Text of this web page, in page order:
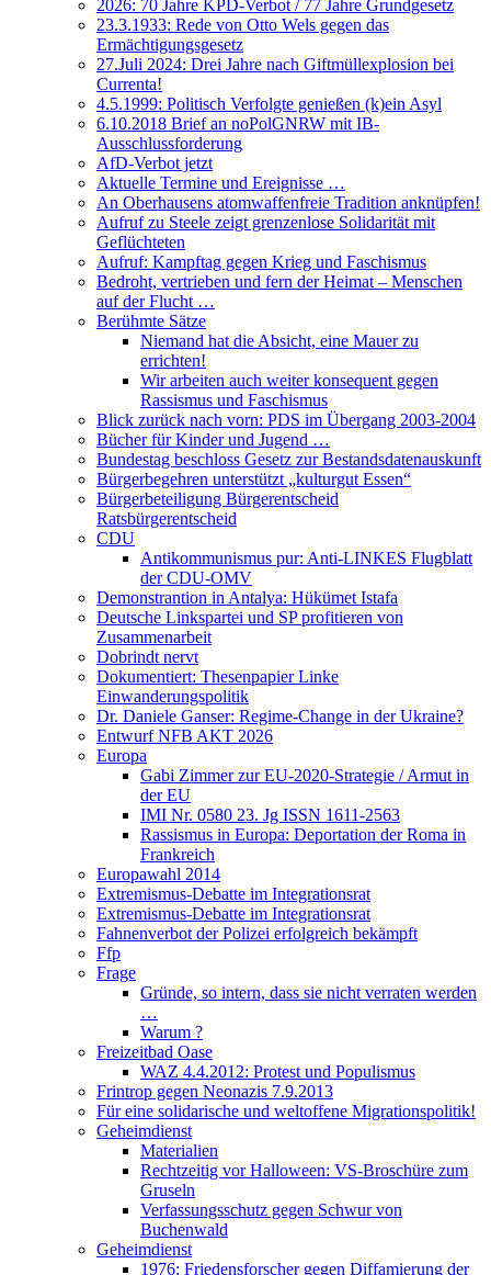
2026: 70 Jahre KPD-Verbot / 77 Jahre Grundgesetz
23.3.1933: Rede von Otto Wels gegen das
Ermächtigungsgesetz
27.Juli 2024: Drei Jahre nach Giftmüllexplosion bei
Currenta!
4.5.1999: Politisch Verfolgte genießen (k)ein Asyl
6.10.2018 Brief an noPolGNRW mit IB-
Ausschlussforderung
AfD-Verbot jetzt
Aktuelle Termine und Ereignisse …
An Oberhausens atomwaffenfreie Tradition anknüpfen!
Aufruf zu Steele zeigt grenzenlose Solidarität mit
Geflüchteten
Aufruf: Kampftag gegen Krieg und Faschismus
Bedroht, vertrieben und fern der Heimat – Menschen
auf der Flucht …
Berühmte Sätze
Niemand hat die Absicht, eine Mauer zu
errichten!
Wir arbeiten auch weiter konsequent gegen
Rassismus und Faschismus
Blick zurück nach vorn: PDS im Übergang 2003-2004
Bücher für Kinder und Jugend …
Bundestag beschloss Gesetz zur Bestandsdatenauskunft
Bürgerbegehren unterstützt „kulturgut Essen“
Bürgerbeteiligung Bürgerentscheid
Ratsbürgerentscheid
CDU
Antikommunismus pur: Anti-LINKES Flugblatt
der CDU-OMV
Demonstrantion in Antalya: Hükümet Istafa
Deutsche Linkspartei und SP profitieren von
Zusammenarbeit
Dobrindt nervt
Dokumentiert: Thesenpapier Linke
Einwanderungspolitik
Dr. Daniele Ganser: Regime-Change in der Ukraine?
Entwurf NFB AKT 2026
Europa
Gabi Zimmer zur EU-2020-Strategie / Armut in
der EU
IMI Nr. 0580 23. Jg ISSN 1611-2563
Rassismus in Europa: Deportation der Roma in
Frankreich
Europawahl 2014
Extremismus-Debatte im Integrationsrat
Extremismus-Debatte im Integrationsrat
Fahnenverbot der Polizei erfolgreich bekämpft
Ffp
Frage
Gründe, so intern, dass sie nicht verraten werden
…
Warum ?
Freizeitbad Oase
WAZ 4.4.2012: Protest und Populismus
Frintrop gegen Neonazis 7.9.2013
Für eine solidarische und weltoffene Migrationspolitik!
Geheimdienst
Materialien
Rechtzeitig vor Halloween: VS-Broschüre zum
Gruseln
Verfassungsschutz gegen Schwur von
Buchenwald
Geheimdienst
1976: Friedensforscher gegen Diffamierung der